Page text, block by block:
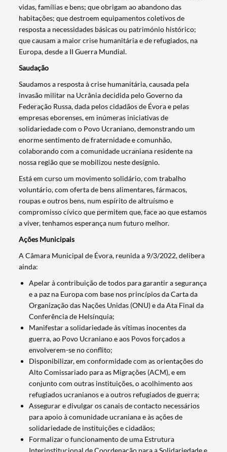
vidas, famílias e bens; que obrigam ao abandono das
habitações; que destroem equipamentos coletivos de
resposta a necessidades básicas ou património histórico;
que causam a maior crise humanitária e de refugiados, na
Europa, desde a II Guerra Mundial.
Saudação
Saudamos a resposta à crise humanitária, causada pela
invasão militar na Ucrânia decidida pelo Governo da
Federação Russa, dada pelos cidadãos de Évora e pelas
empresas eborenses, em inúmeras iniciativas de
solidariedade com o Povo Ucraniano, demonstrando um
enorme sentimento de fraternidade e comunhão,
colaborando com a comunidade ucraniana residente na
nossa região que se mobilizou neste desígnio.
Está em curso um movimento solidário, com trabalho
voluntário, com oferta de bens alimentares, fármacos,
roupas e outros bens, num espírito de altruísmo e
compromisso cívico que permitem que, face ao que estamos
a viver, tenhamos esperança num futuro melhor.
Ações Municipais
A Câmara Municipal de Évora, reunida a 9/3/2022, delibera
ainda:
Apelar à contribuição de todos para garantir a segurança
e a paz na Europa com base nos princípios da Carta da
Organização das Nações Unidas (ONU) e da Ata Final da
Conferência de Helsínquia;
Manifestar a solidariedade às vítimas inocentes da
guerra, ao Povo Ucraniano e aos Povos forçados a
envolverem-se no conflito;
Disponibilizar, em conformidade com as orientações do
Alto Comissariado para as Migrações (ACM), e em
conjunto com outras instituições, o acolhimento aos
refugiados ucranianos e a outros refugiados de guerra;
Assegurar e divulgar os canais de contacto necessários
para apoio à comunidade ucraniana e às ações de
solidariedade de instituições e cidadãos;
Formalizar o funcionamento de uma Estrutura
Interinstitucional de Coordenação para a Solidariedade e